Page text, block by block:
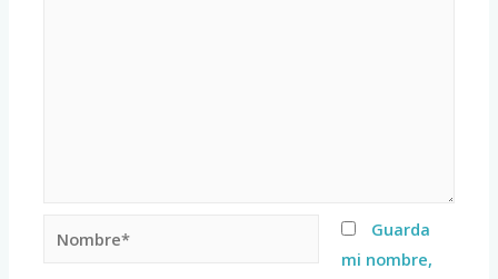
Guarda
mi nombre,